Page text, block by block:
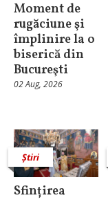
Moment de
rugăciune şi
împlinire la o
biserică din
Bucureşti
02 Aug, 2026
Știri
Sfințirea